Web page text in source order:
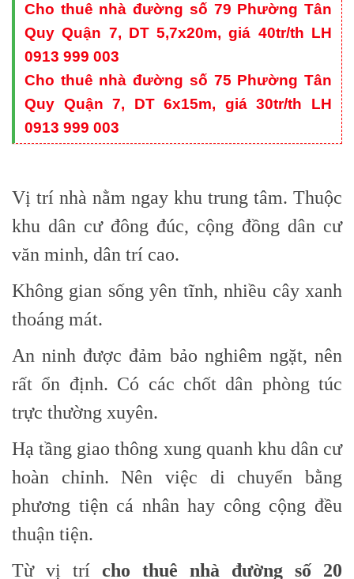
Cho thuê nhà đường số 79 Phường Tân
Quy Quận 7, DT 5,7x20m, giá 40tr/th LH
0913 999 003
Cho thuê nhà đường số 75 Phường Tân
Quy Quận 7, DT 6x15m, giá 30tr/th LH
0913 999 003
Vị trí nhà nằm ngay khu trung tâm. Thuộc
khu dân cư đông đúc, cộng đồng dân cư
văn minh, dân trí cao.
Không gian sống yên tĩnh, nhiều cây xanh
thoáng mát.
An ninh được đảm bảo nghiêm ngặt, nên
rất ổn định. Có các chốt dân phòng túc
trực thường xuyên.
Hạ tầng giao thông xung quanh khu dân cư
hoàn chỉnh. Nên việc di chuyển bằng
phương tiện cá nhân hay công cộng đều
thuận tiện.
Từ vị trí cho thuê nhà đường số 20